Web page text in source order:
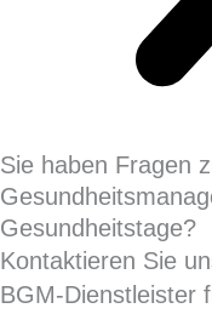
Sie haben Fragen
Gesundheitstage?
Kontaktieren Sie
BGM-Dienstleister